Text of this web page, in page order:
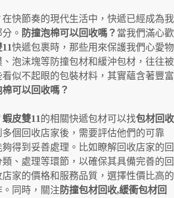
在快節奏的現代生活中，快遞已經成為我
。 防撞泡棉可以回收嗎？ 當我們滿心歡
快遞包裹時，那些用來保護我們心愛物
泡沫塊等防撞包材和緩沖包材，往往被
似不起眼的包裝材料，其實蘊含著豐富
棉可以回收嗎？
皮雙11的相關快遞包材可以找包材回收
個回收店家後，需要評估他們的可靠
得到妥善處理。比如瞭解回收店家的回
、處理等環節，以確保其具備完善的回
家的價格和服務品質，選擇性價比高的
同時，關注 防撞包材回收,緩衝包材回